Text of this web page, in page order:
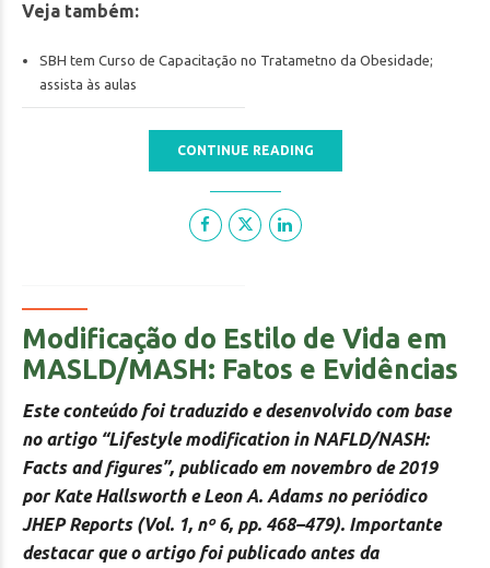
Veja também:
SBH tem Curso de Capacitação no Tratametno da Obesidade;
assista às aulas
CONTINUE READING
Modificação do Estilo de Vida em
MASLD/MASH: Fatos e Evidências
Este conteúdo foi traduzido e desenvolvido com base
no artigo “Lifestyle modification in NAFLD/NASH:
Facts and figures”, publicado em novembro de 2019
por Kate Hallsworth e Leon A. Adams no periódico
JHEP Reports (Vol. 1, nº 6, pp. 468–479). Importante
destacar que o artigo foi publicado antes da